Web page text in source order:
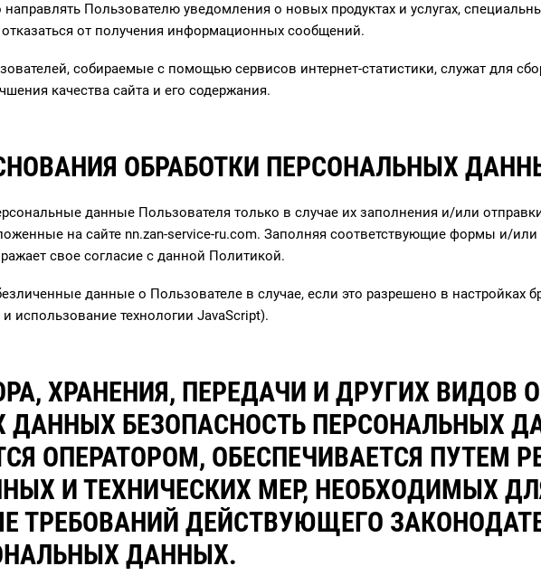
Пользователю уведомления о новых продуктах и услугах,
от получения информационных сообщений.
собираемые с помощью сервисов интернет-статистики, служат для
качества сайта и его содержания.
ОБРАБОТКИ ПЕРСОНАЛЬНЫХ
данные Пользователя только в случае их заполнения и/или
на сайте nn.zan-service-ru.com. Заполняя соответствующие формы и/
свое согласие с данной Политикой.
данные о Пользователе в случае, если это разрешено в настройках
использование технологии JavaScript).
ХРАНЕНИЯ, ПЕРЕДАЧИ И ДРУГИХ ВИДОВ
ДАННЫХ БЕЗОПАСНОСТЬ ПЕРСОНАЛЬНЫХ
ОПЕРАТОРОМ, ОБЕСПЕЧИВАЕТСЯ ПУТЕМ
И ТЕХНИЧЕСКИХ МЕР, НЕОБХОДИМЫХ
ТРЕБОВАНИЙ ДЕЙСТВУЮЩЕГО
ДАННЫХ.